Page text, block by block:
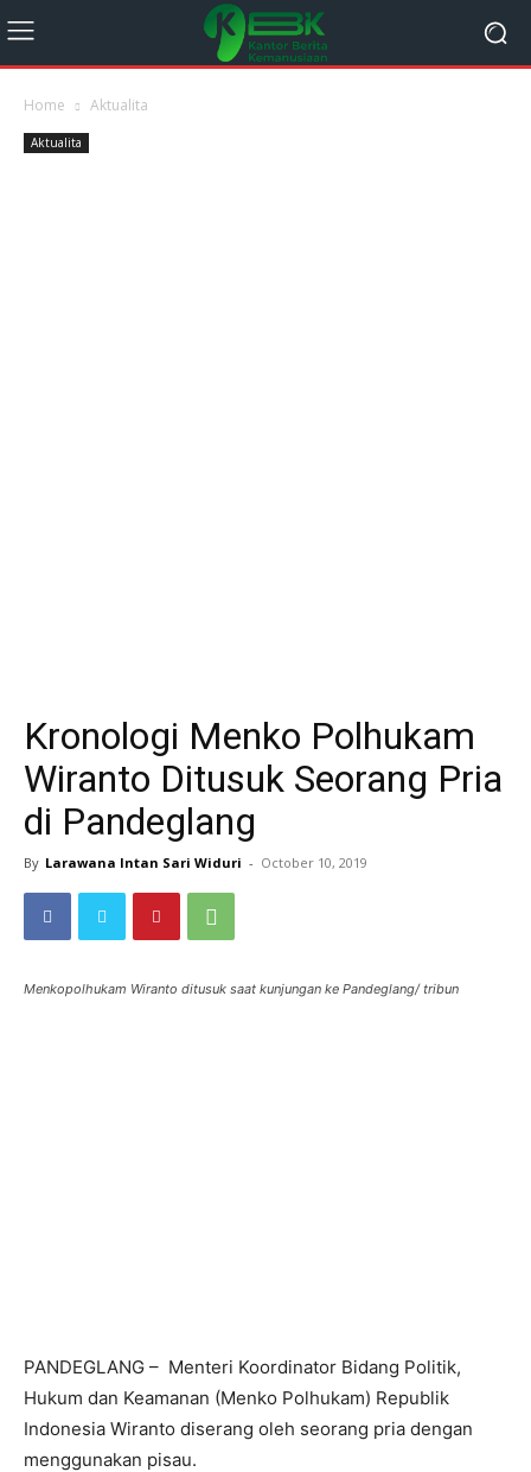
Home Aktualita
Aktualita
Kronologi Menko Polhukam
Wiranto Ditusuk Seorang Pria
di Pandeglang
By Larawana Intan Sari Widuri - October 10, 2019
Menkopolhukam Wiranto ditusuk saat kunjungan ke Pandeglang/ tribun
PANDEGLANG – Menteri Koordinator Bidang Politik,
Hukum dan Keamanan (Menko Polhukam) Republik
Indonesia Wiranto diserang oleh seorang pria dengan
menggunakan pisau.